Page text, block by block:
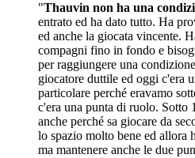
"Thauvin non ha una
entrato ed ha dato tutto. Ha
ed anche la giocata vincente.
compagni fino in fondo e
per raggiungere una
giocatore duttile ed oggi c'era
particolare perché eravamo
c'era una punta di ruolo. Sotto
anche perché sa giocare da
lo spazio molto bene ed allora
ma mantenere anche le due